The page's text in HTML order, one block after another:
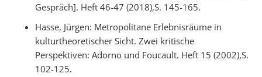
Gespräch]. Heft 46-47 (2018),S. 145-165.
Hasse, Jürgen: Metropolitane Erlebnisräume in
kulturtheoretischer Sicht. Zwei kritische
Perspektiven: Adorno und Foucault. Heft 15 (2002),S.
102-125.